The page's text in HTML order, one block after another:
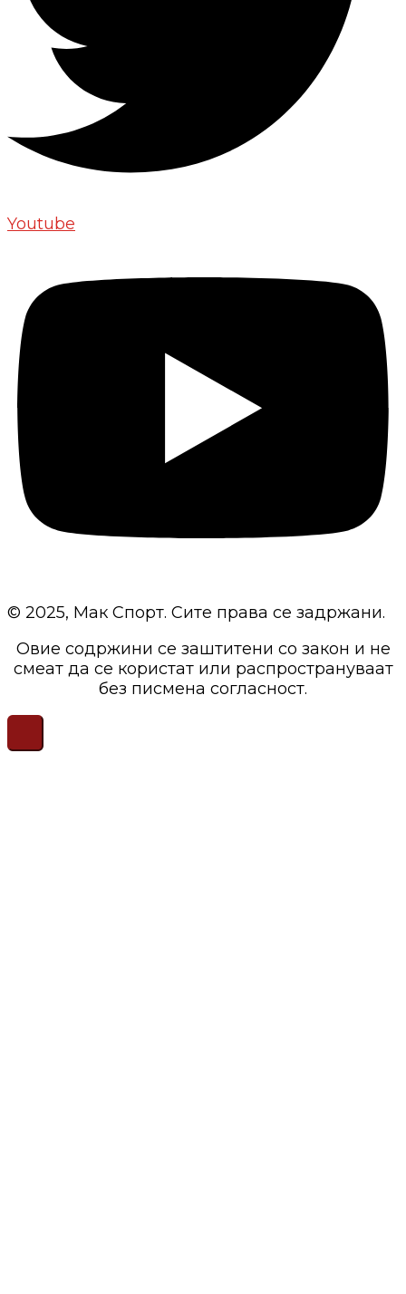
Youtube
© 2025, Мак Спорт. Сите права се задржани.
Овие содржини се заштитени со закон и не
смеат да се користат или распространуваат
без писмена согласност.